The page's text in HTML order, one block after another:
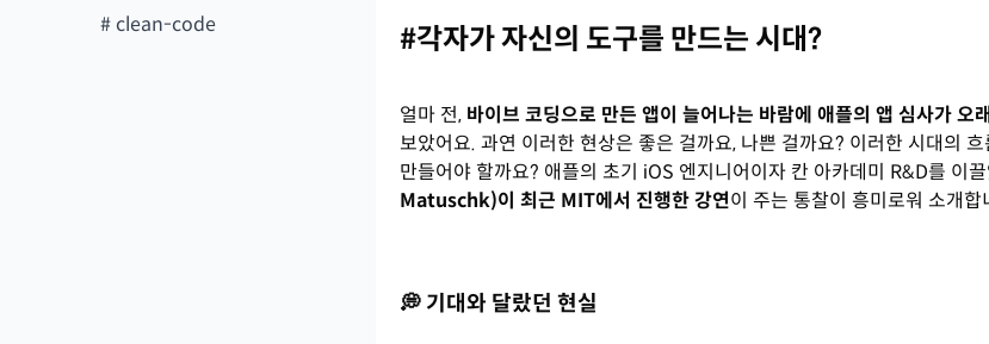
#clean-code #각자가 자신의 도구를 만드는 시대?
얼마 전, 바이브 코딩으로 만든 앱이 늘어나는 바람에 애플의 앱 심사가 오
보았어요. 과연 이러한 현상은 좋은 걸까요, 나쁜 걸까요? 이러한 시대의
만들어야 할까요? 애플의 초기 iOS 엔지니어이자 칸 아카데미 R&D를 이
Matuschk)이 최근 MIT에서 진행한 강연이 주는 통찰이 흥미로워 소개합
💭 기대와 달랐던 현실